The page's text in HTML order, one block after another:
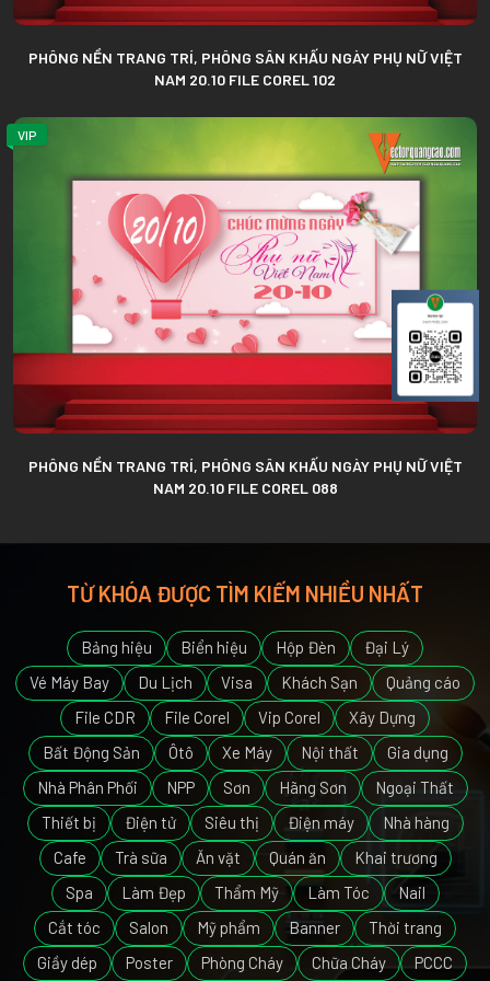
PHÔNG NỀN TRANG TRÍ, PHÔNG SÂN KHẤU NGÀY PHỤ NỮ VIỆT
NAM 20.10 FILE COREL 102
VIP
PHÔNG NỀN TRANG TRÍ, PHÔNG SÂN KHẤU NGÀY PHỤ NỮ VIỆT
NAM 20.10 FILE COREL 088
TỪ KHÓA ĐƯỢC TÌM KIẾM NHIỀU NHẤT
Bảng hiệu Biển hiệu Hộp Đèn
Đại Lý
Vé Máy Bay
Du Lịch Visa Khách Sạn
Quảng cáo
File CDR
File Corel Vip Corel
Xây Dựng
Bất Động Sản
Ôtô Xe Máy Nội thất
Gia dụng
Nhà Phân Phối
NPP Sơn Hãng Sơn
Ngoại Thất
Thiết bị
Điện tử Siêu thị Điện máy
Nhà hàng
Cafe
Trà sữa Ăn vặt Quán ăn
Khai trương
Spa
Làm Đẹp Thẩm Mỹ Làm Tóc
Nail
Cắt tóc
Salon Mỹ phẩm Banner
Thời trang
Giầy dép
Poster Phòng Cháy Chữa Cháy PCCC